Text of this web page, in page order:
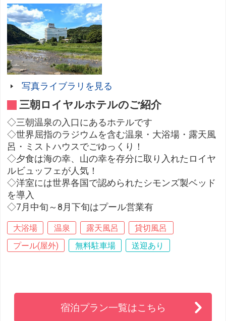
写真ライブラリを見る
三朝ロイヤルホテルのご紹介
◇三朝温泉の入口にあるホテルです
◇世界屈指のラジウムを含む温泉・大浴場・露天風
呂・ミストハウスでごゆっくり！
◇夕食は海の幸、山の幸を存分に取り入れたロイヤ
ルビュッフェが人気！
◇洋室には世界各国で認められたシモンズ製ベッド
を導入
◇7月中旬～8月下旬はプール営業有
大浴場 温泉 露天風呂
貸切風呂
プール(屋外)
無料駐車場 送迎あり
宿泊プラン一覧はこちら